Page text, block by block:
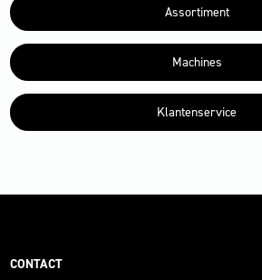
Assortiment
Machines
Klantenservice
CONTACT